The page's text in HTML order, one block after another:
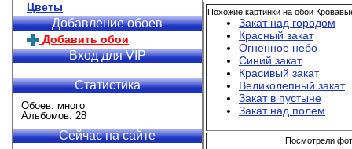
Цветы
Добавление обоев
Добавить обои
Вход для VIP
Статистика
Обоев: много
Альбомов: 28
Сейчас на сайте
Похожие картинки на обои
Закат над городом
Красный закат
Огненное небо
Синий закат
Красивый закат
Великолепный закат
Закат в пустыне
Закат над полем
Посмотрели